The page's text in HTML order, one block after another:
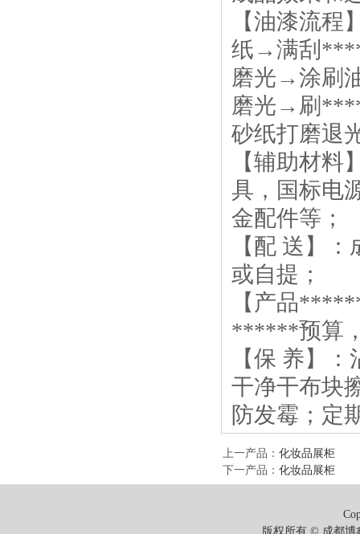
【油漆流
纸→满刮
磨光→涂刷
磨光→刷
砂纸打磨退
【辅助材
具，国标电
金配件等；
【配 送】
或自提；
【产品
******预算
【保 养】
干净干布块
防发霉；定
上一产品 ： 化妆品展柜
下一产品 ： 化妆品展柜
版权所有 © 成都博